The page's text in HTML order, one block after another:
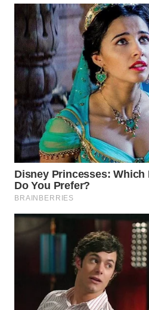
BINJAI
WN
CIREBON
WN
INDRAMAYU
WN
KUNINGAN
WN
MAJALENGKA
WN
SUBANG
SUKABUMI
WN